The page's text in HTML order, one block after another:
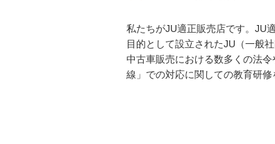
私たちがJU適正販売店です。JU
目的として設立されたJU（一般
中古車販売における数多くの法
線」での対応に関しての教育研